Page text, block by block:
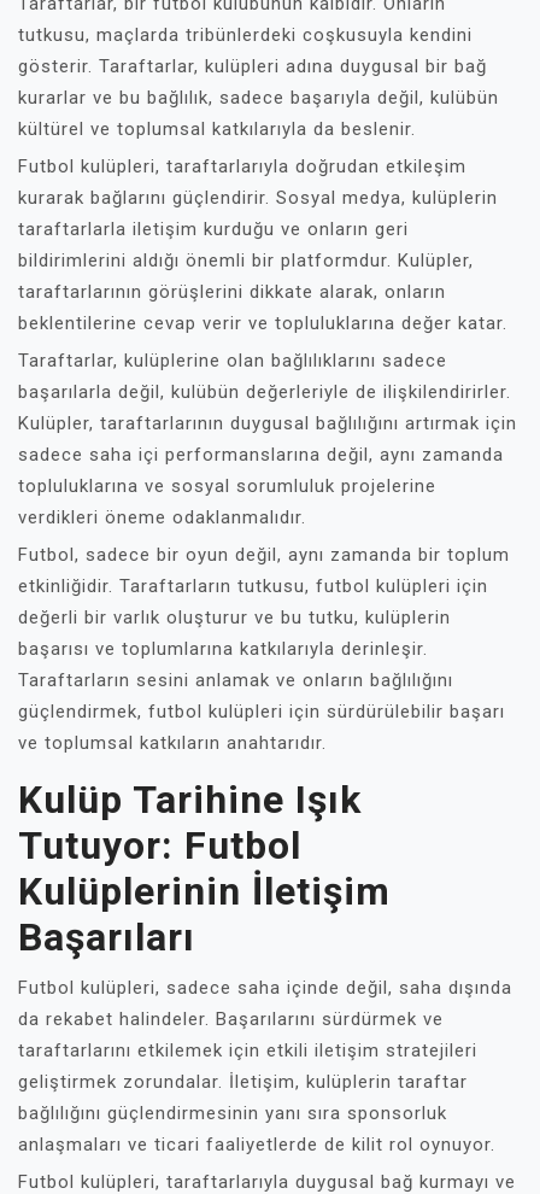
tutkusu, maçlarda tribünlerdeki coşkusuyla kendini
gösterir. Taraftarlar, kulüpleri adına duygusal bir bağ
kurarlar ve bu bağlılık, sadece başarıyla değil, kulübün
kültürel ve toplumsal katkılarıyla da beslenir.
Futbol kulüpleri, taraftarlarıyla doğrudan etkileşim
kurarak bağlarını güçlendirir. Sosyal medya, kulüplerin
taraftarlarla iletişim kurduğu ve onların geri
bildirimlerini aldığı önemli bir platformdur. Kulüpler,
taraftarlarının görüşlerini dikkate alarak, onların
beklentilerine cevap verir ve topluluklarına değer katar.
Taraftarlar, kulüplerine olan bağlılıklarını sadece
başarılarla değil, kulübün değerleriyle de ilişkilendirirler.
Kulüpler, taraftarlarının duygusal bağlılığını artırmak için
sadece saha içi performanslarına değil, aynı zamanda
topluluklarına ve sosyal sorumluluk projelerine
verdikleri öneme odaklanmalıdır.
Futbol, sadece bir oyun değil, aynı zamanda bir toplum
etkinliğidir. Taraftarların tutkusu, futbol kulüpleri için
değerli bir varlık oluşturur ve bu tutku, kulüplerin
başarısı ve toplumlarına katkılarıyla derinleşir.
Taraftarların sesini anlamak ve onların bağlılığını
güçlendirmek, futbol kulüpleri için sürdürülebilir başarı
ve toplumsal katkıların anahtarıdır.
Kulüp Tarihine Işık
Tutuyor: Futbol
Kulüplerinin İletişim
Başarıları
Futbol kulüpleri, sadece saha içinde değil, saha dışında
da rekabet halindeler. Başarılarını sürdürmek ve
taraftarlarını etkilemek için etkili iletişim stratejileri
geliştirmek zorundalar. İletişim, kulüplerin taraftar
bağlılığını güçlendirmesinin yanı sıra sponsorluk
anlaşmaları ve ticari faaliyetlerde de kilit rol oynuyor.
Futbol kulüpleri, taraftarlarıyla duygusal bağ kurmayı ve